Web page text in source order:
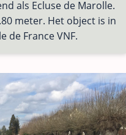
als Ecluse de Marolle.
meter. Het object is in
de France VNF.